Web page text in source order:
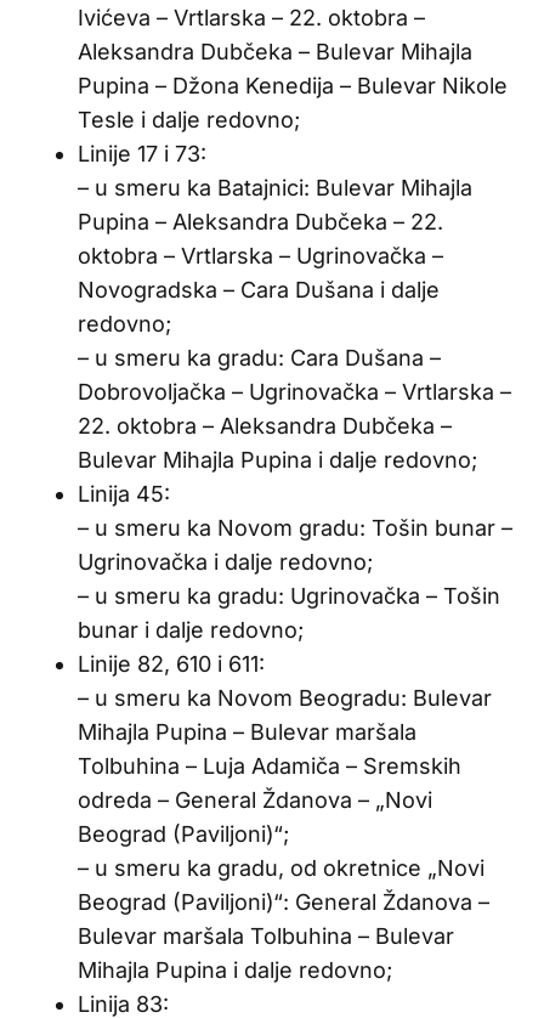
Ivićeva – Vrtlarska – 22. oktobra –
Aleksandra Dubčeka – Bulevar Mihajla
Pupina – Džona Kenedija – Bulevar Nikole
Tesle i dalje redovno;
Linije 17 i 73:
– u smeru ka Batajnici: Bulevar Mihajla
Pupina – Aleksandra Dubčeka – 22.
oktobra – Vrtlarska – Ugrinovačka –
Novogradska – Cara Dušana i dalje
redovno;
– u smeru ka gradu: Cara Dušana –
Dobrovoljačka – Ugrinovačka – Vrtlarska –
22. oktobra – Aleksandra Dubčeka –
Bulevar Mihajla Pupina i dalje redovno;
Linija 45:
– u smeru ka Novom gradu: Tošin bunar –
Ugrinovačka i dalje redovno;
– u smeru ka gradu: Ugrinovačka – Tošin
bunar i dalje redovno;
Linije 82, 610 i 611:
– u smeru ka Novom Beogradu: Bulevar
Mihajla Pupina – Bulevar maršala
Tolbuhina – Luja Adamiča – Sremskih
odreda – General Ždanova – „Novi
Beograd (Paviljoni)“;
– u smeru ka gradu, od okretnice „Novi
Beograd (Paviljoni)“: General Ždanova –
Bulevar maršala Tolbuhina – Bulevar
Mihajla Pupina i dalje redovno;
Linija 83: